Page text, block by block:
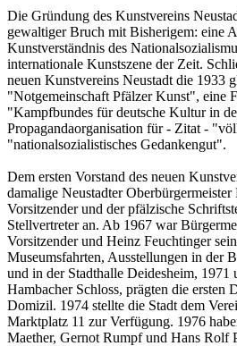
Die Gründung des Kunstvereins
gewaltiger Bruch mit Bisherigem: eine
Kunstverständnis des
internationale Kunstszene der Zeit.
neuen Kunstvereins Neustadt die 1933
"Notgemeinschaft Pfälzer Kunst", eine
"Kampfbundes für deutsche Kultur in
Propagandaorganisation für - Zitat -
"nationalsozialistisches Gedankengut".
Dem ersten Vorstand des neuen
damalige Neustadter
Vorsitzender und der pfälzische
Stellvertreter an. Ab 1967 war
Vorsitzender und Heinz Feuchtinger
Museumsfahrten, Ausstellungen in der
und in der Stadthalle Deidesheim, 1971
Hambacher Schloss, prägten die ersten
Domizil. 1974 stellte die Stadt dem
Marktplatz 11 zur Verfügung. 1976
Maether, Gernot Rumpf und Hans Rolf